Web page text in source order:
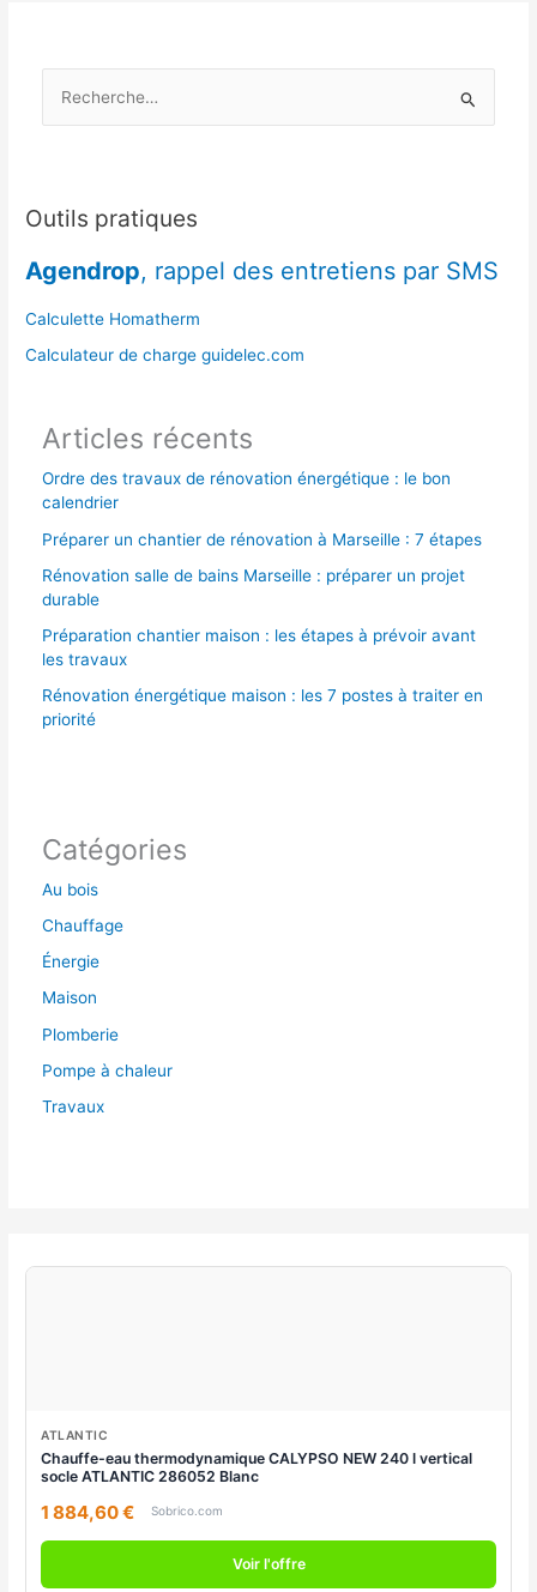
express
e
c
h
:
Outils pratiques
Agendrop, rappel des entretiens par SMS
Calculette Homatherm
Calculateur de charge guidelec.com
Articles récents
Ordre des travaux de rénovation énergétique : le bon
calendrier
Préparer un chantier de rénovation à Marseille : 7 étapes
Rénovation salle de bains Marseille : préparer un projet
durable
Préparation chantier maison : les étapes à prévoir avant
les travaux
Rénovation énergétique maison : les 7 postes à traiter en
priorité
Catégories
Au bois
Chauffage
Énergie
Maison
Plomberie
Pompe à chaleur
Travaux
ATLANTIC
Chauffe-eau thermodynamique CALYPSO NEW 240 l vertical
socle ATLANTIC 286052 Blanc
1 884,60 € Sobrico.com
Voir l'offre